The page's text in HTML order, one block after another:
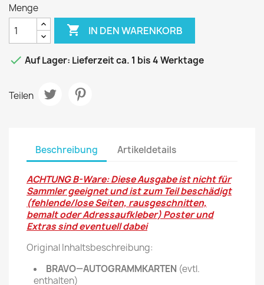
Menge
 IN DEN WARENKORB
 Auf Lager: Lieferzeit ca. 1 bis 4 Werktage
Teilen
Beschreibung Artikeldetails
ACHTUNG B-Ware: Diese Ausgabe ist nicht für
Sammler geeignet und ist zum Teil beschädigt
(fehlende/lose Seiten, rausgeschnitten,
bemalt oder Adressaufkleber) Poster und
Extras sind eventuell dabei
Original Inhaltsbeschreibung:
BRAVO—AUTOGRAMMKARTEN (evtl.
enthalten)